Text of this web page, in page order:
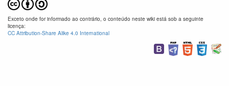
Exceto onde for informado ao contrário, o conteúdo neste wiki está sob a seguinte
licença:
CC Attribution-Share Alike 4.0 International